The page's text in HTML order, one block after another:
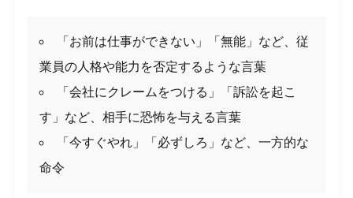
「お前は仕事ができない」「無能」など、従
業員の人格や能力を否定するような言葉
「会社にクレームをつける」「訴訟を起こ
す」など、相手に恐怖を与える言葉
「今すぐやれ」「必ずしろ」など、一方的な
命令